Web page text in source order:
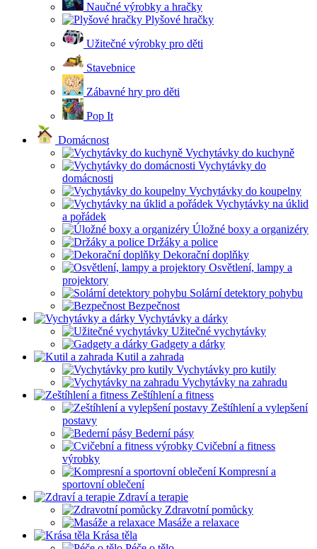
Naučné výrobky a hračky
Plyšové hračky
Užitečné výrobky pro děti
Stavebnice
Zábavné hry pro děti
Pop It
Domácnost
Vychytávky do kuchyně
Vychytávky do
domácnosti
Vychytávky do koupelny
Vychytávky na úklid
a pořádek
Úložné boxy a organizéry
Držáky a police
Dekorační doplňky
Osvětlení, lampy a
projektory
Solární detektory pohybu
Bezpečnost
Vychytávky a dárky
Užitečné vychytávky
Gadgety a dárky
Kutil a zahrada
Vychytávky pro kutily
Vychytávky na zahradu
Zeštíhlení a fitness
Zeštíhlení a vylepšení
postavy
Bederní pásy
Cvičební a fitness
výrobky
Kompresní a
sportovní oblečení
Zdraví a terapie
Zdravotní pomůcky
Masáže a relaxace
Krása těla